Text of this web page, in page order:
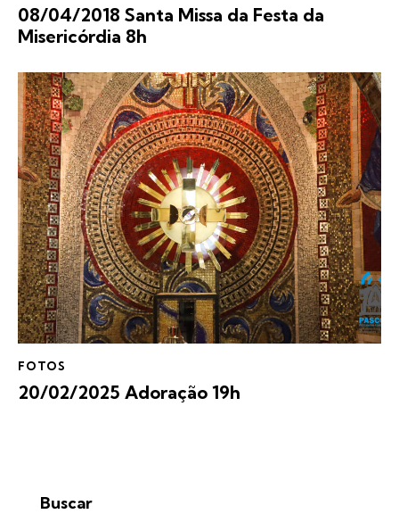
08/04/2018 Santa Missa da Festa da
Misericórdia 8h
FOTOS
20/02/2025 Adoração 19h
Buscar